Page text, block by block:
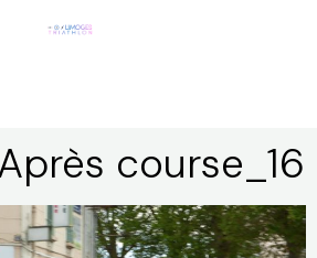
course_16